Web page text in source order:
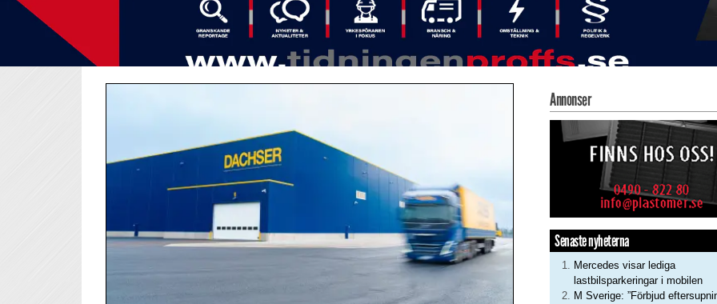
Annonser
Senaste nyheterna
Mercedes visar lediga
lastbilsparkeringar i mobilen
M Sverige: ”Förbjud